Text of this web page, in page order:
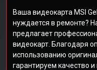
Ваша видеокарта MSI
нуждается в ремонте?
предлагает
видеокарт. Благодаря
использованию
гарантируем качество